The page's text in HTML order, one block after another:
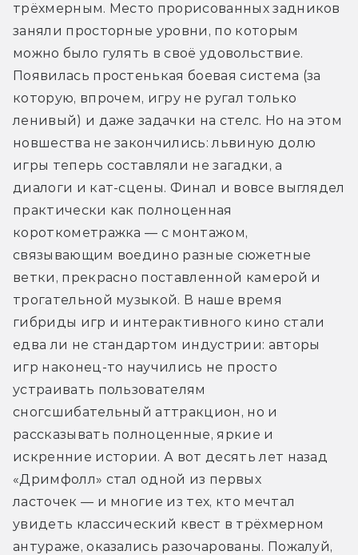
трёхмерным. Место прорисованных задников
заняли просторные уровни, по которым
можно было гулять в своё удовольствие.
Появилась простенькая боевая система (за
которую, впрочем, игру не ругал только
ленивый) и даже задачки на стелс. Но на этом
новшества не закончились: львиную долю
игры теперь составляли не загадки, а
диалоги и кат-сцены. Финал и вовсе выглядел
практически как полноценная
короткометражка — с монтажом,
связывающим воедино разные сюжетные
ветки, прекрасно поставленной камерой и
трогательной музыкой. В наше время
гибриды игр и интерактивного кино стали
едва ли не стандартом индустрии: авторы
игр наконец-то научились не просто
устраивать пользователям
сногсшибательный аттракцион, но и
рассказывать полноценные, яркие и
искренние истории. А вот десять лет назад
«Дримфолл» стал одной из первых
ласточек — и многие из тех, кто мечтал
увидеть классический квест в трёхмерном
антураже, оказались разочарованы. Пожалуй,